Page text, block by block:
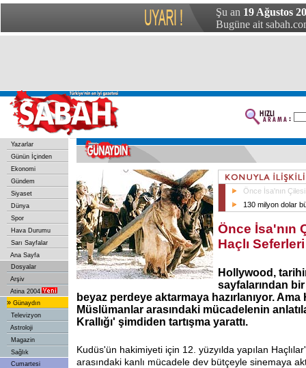
Şu an 19 Ağustos
Bugüne ait
Yazarlar
Günün İçinden
Ekonomi
Gündem
Siyaset
Dünya
Spor
Hava Durumu
Sarı Sayfalar
Ana Sayfa
Dosyalar
Arşiv
Atina 2004
» Günaydın
Televizyon
Astroloji
Magazin
Sağlık
Cumartesi
Önce İsa'nın
130 milyon dolar
Önce İsa'nın
Haçlı Seferleri
Hollywood,
sayfalarından
beyaz perdeye aktarmaya hazırlanıyor. Ama
Müslümanlar arasındaki mücadelenin
Krallığı' şimdiden tartışma yarattı.
Kudüs'ün hakimiyeti için 12. yüzyılda yapılan
arasındaki kanlı mücadele dev bütçeyle sinemaya